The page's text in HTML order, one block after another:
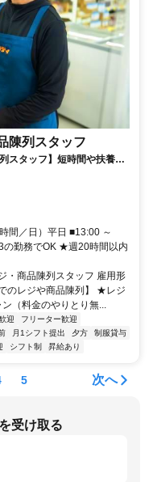
陳列スタッフ
スタッフ】短時間や扶養内
間／日）平日 ■13:00 ～
勤務でOK ★週20時間以内
・商品陳列スタッフ 雇用形
のレジや商品陳列】 ★レジ
（料金のやりとり無...
迎
フリーター歓迎
月1シフト提出 夕方
制服貸与
シフト制 昇給あり
5 次へ
受け取る